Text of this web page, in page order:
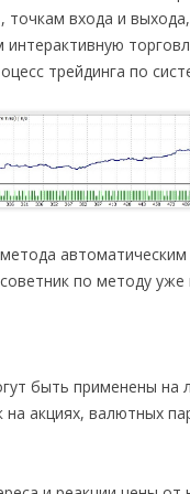
входа и
трейдинга по
по методу уже
быть применены
акциях, валютных